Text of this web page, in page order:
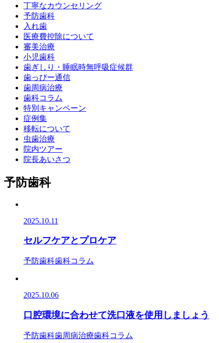
丁寧なカウンセリング
予防歯科
入れ歯
医療費控除について
審美治療
小児歯科
歯ぎしり・睡眠時無呼吸症候群
歯っぴー通信
歯周病治療
歯科コラム
特別キャンペーン
症例集
移転について
虫歯治療
院内ツアー
院長あいさつ
予防歯科
2025.10.11
セルフケアとプロケア
予防歯科歯科コラム
2025.10.06
口腔環境に合わせて洗口液を使用しましょう
予防歯科歯周病治療歯科コラム